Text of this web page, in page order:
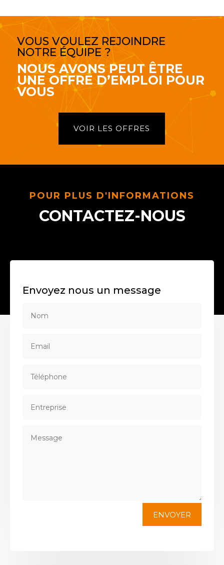
VOUS VOULEZ REJOINDRE
NOTRE ÉQUIPE ?
NOUS AVONS PEUT ÊTRE
UNE OFFRE D’EMPLOI POUR
VOUS
VOIR LES OFFRES
POUR PLUS D'INFORMATIONS
CONTACTEZ-NOUS
Envoyez nous un message
ENVOYER